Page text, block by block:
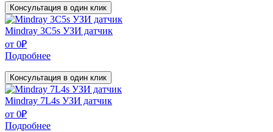
Консультация в один клик
Mindray 3C5s УЗИ датчик
от 0₽
Подробнее
Консультация в один клик
Mindray 7L4s УЗИ датчик
от 0₽
Подробнее